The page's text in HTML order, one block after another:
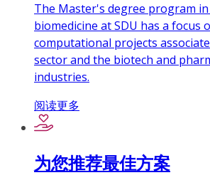
The Master's degree program
biomedicine at SDU has a focus
computational projects
sector and the biotech and
industries.
阅读更多
为您推荐最佳方案